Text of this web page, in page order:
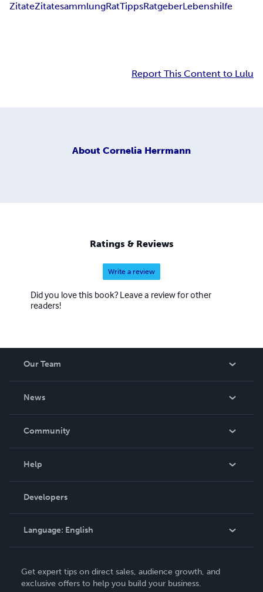
ZitateZitatesammlungRatTippsRatgeberLebenshilfe
Report This Content to Lulu
About Cornelia Herrmann
Ratings & Reviews
Write a review
Did you love this book? Leave a review for other
readers!
Our Team
News
In The News
Community
Podcast
Help
Order Lookup
Knowledge Base
Contact Support
Developers
Language: English
Deutsch
Get expert tips on direct sales, audience growth, and
exclusive offers to help you build your business.